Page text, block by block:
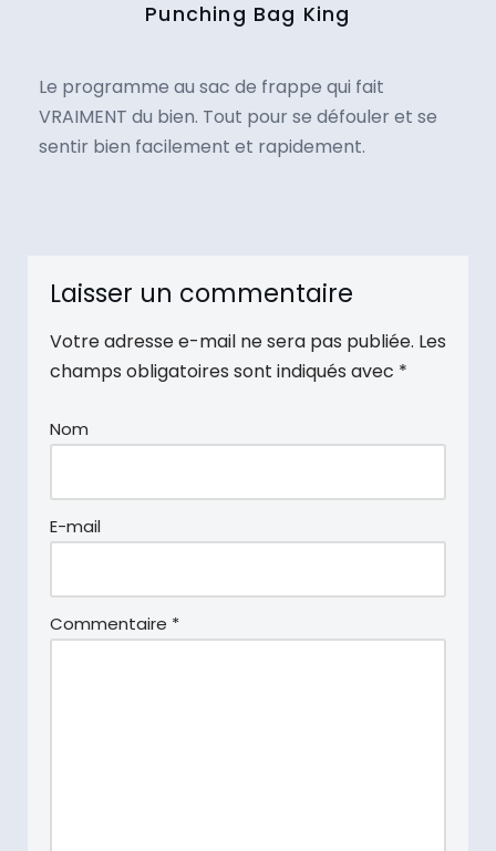
Punching Bag King
Le programme au sac de frappe qui fait
VRAIMENT du bien. Tout pour se défouler et se
sentir bien facilement et rapidement.
Laisser un commentaire
Votre adresse e-mail ne sera pas publiée. Les
champs obligatoires sont indiqués avec *
Nom
E-mail
Commentaire *